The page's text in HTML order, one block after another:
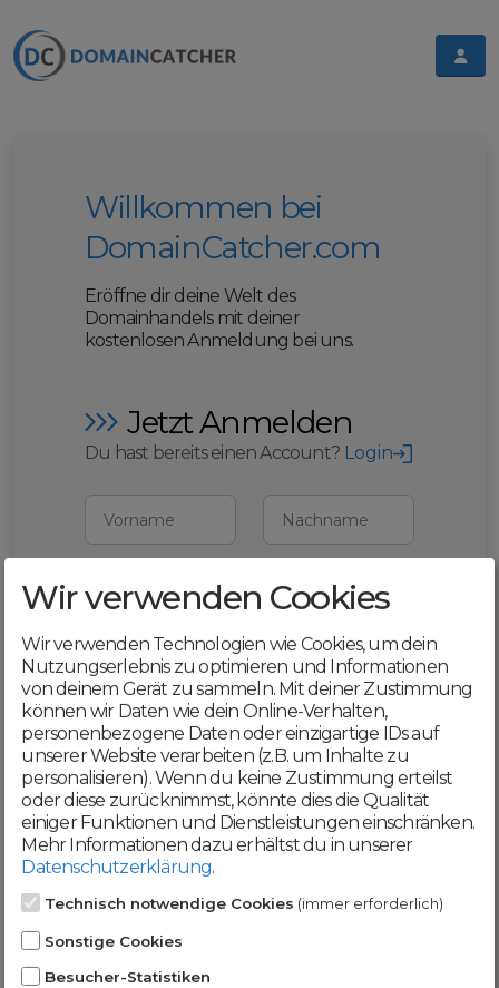
Willkommen bei
DomainCatcher.com
Eröffne dir deine Welt des
Domainhandels mit deiner
kostenlosen Anmeldung bei uns.
Jetzt Anmelden
Du hast bereits einen Account? Login
Vorname Nachname
E-Mail
Mit deiner Registrierung bestätigst du,
dass du dieAGBund
Datenschutzerklärung akzeptierst
Weiter
Werde jetzt Teil der
DomainCatcher-
Community!
Wir verwenden Cookies
Wir verwenden Technologien wie Cookies, um dein
Nutzungserlebnis zu optimieren und Informationen
von deinem Gerät zu sammeln. Mit deiner Zustimmung
können wir Daten wie dein Online-Verhalten,
personenbezogene Daten oder einzigartige IDs auf
unserer Website verarbeiten (z.B. um Inhalte zu
personalisieren). Wenn du keine Zustimmung erteilst
oder diese zurücknimmst, könnte dies die Qualität
einiger Funktionen und Dienstleistungen einschränken.
Mehr Informationen dazu erhältst du in unserer
Datenschutzerklärung.
Technisch notwendige Cookies (immer erforderlich)
Sonstige Cookies
Besucher-Statistiken